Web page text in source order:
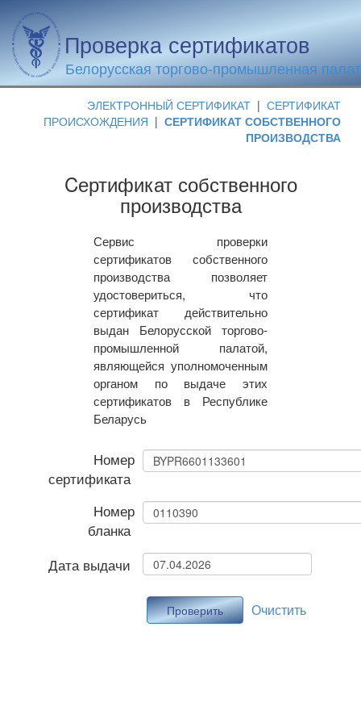
Проверка сертификатов
Белорусская торгово-промышленная
ЭЛЕКТРОННЫЙ СЕРТИФИКАТ | СЕРТИФИКАТ
ПРОИСХОЖДЕНИЯ | СЕРТИФИКАТ СОБСТВЕННОГО
ПРОИЗВОДСТВА
Cертификат собственного
производства
Сервис проверки
сертификатов собственного
производства позволяет
удостовериться, что
сертификат действительно
выдан Белорусской торгово-
промышленной палатой,
являющейся уполномоченным
органом по выдаче этих
сертификатов в Республике
Беларусь
Номер
сертификата
Номер
бланка
Дата выдачи
Проверить Очистить